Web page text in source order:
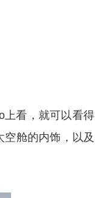
上看，就可以看得
舱的内饰，以及